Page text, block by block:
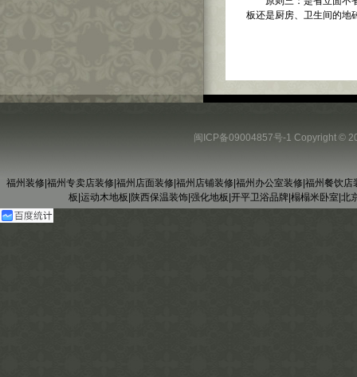
板还是厨房、卫生间的地
闽ICP备09004857号-1 Copyright ©
福州装修 福州专卖店装修 福州店面装修 福州店铺装修 福州办公室装修 福州餐饮店
板 运动木地板 陕西保温装饰| 强化地板 开平卫浴品牌| 榻榻米卧室| 北